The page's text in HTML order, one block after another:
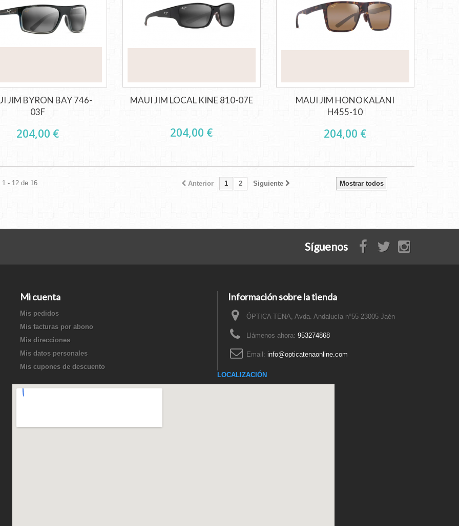
JIM BYRON BAY 746-
03F
204,00 €
MAUI JIM LOCAL KINE 810-07E
204,00 €
MAUI JIM HONOKALANI
H455-10
204,00 €
Mostrar todos
Anterior 1 2 Siguiente
1 - 12 de 16
Síguenos
Mi cuenta
Mis pedidos
Mis facturas por abono
Mis direcciones
Mis datos personales
Mis cupones de descuento
Información sobre la tienda
ÓPTICA TENA, Avda. Andalucía nº55 23005 Jaén
Llámenos ahora: 953274868
Email: info@opticatenaonline.com
LOCALIZACIÓN